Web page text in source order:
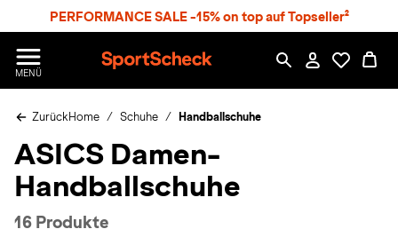
PERFORMANCE SALE -15% on top auf Topseller²
MENÜ
p
r
S
h
c
ZurückHome Schuhe Handballschuhe
ASICS Damen-
Handballschuhe
16 Produkte